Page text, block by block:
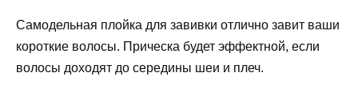
Самодельная плойка для завивки отлично завит ваши
короткие волосы. Прическа будет эффектной, если
волосы доходят до середины шеи и плеч.